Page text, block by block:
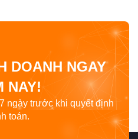
DOANH NGAY
NAY!
ngày trước khi quyết định
toán.